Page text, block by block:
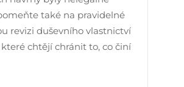
také na pravidelné
revizi duševního vlastnictví
chtějí chránit to, co činí